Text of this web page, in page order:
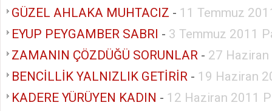
GÜZEL AHLAKA MUHTACIZ - 11 Temmuz
EYUP PEYGAMBER SABRI - 3 Temmuz 2011
ZAMANIN ÇÖZDÜĞÜ SORUNLAR - 27
BENCİLLİK YALNIZLIK GETİRİR - 19 Haziran
KADERE YÜRÜYEN KADIN - 12 Haziran 2011